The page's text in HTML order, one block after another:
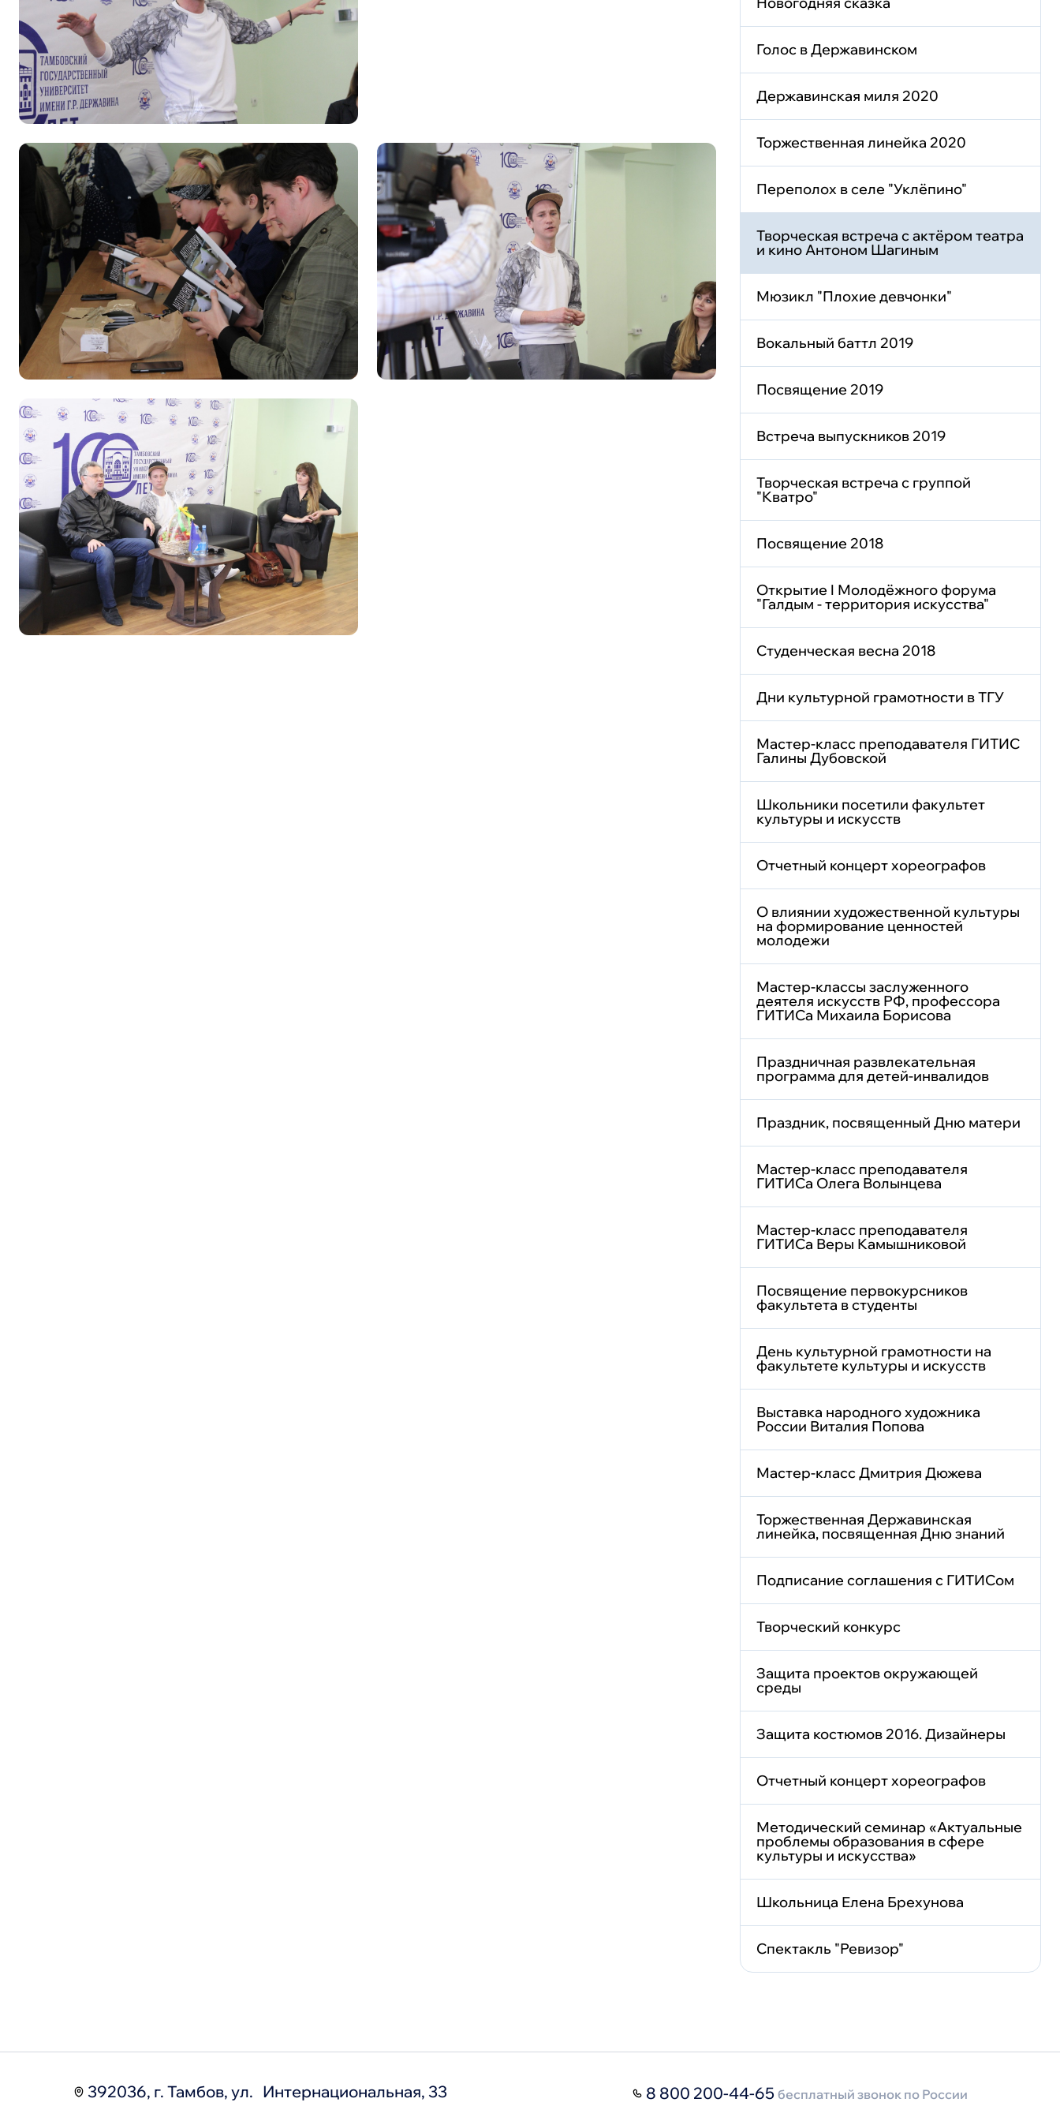
Голос в Державинском
Державинская миля 2020
Торжественная линейка 2020
Переполох в селе "Уклёпино"
Творческая встреча с актёром театра
и кино Антоном Шагиным
Мюзикл "Плохие девчонки"
Вокальный баттл 2019
Посвящение 2019
Встреча выпускников 2019
Творческая встреча с группой
"Кватро"
Посвящение 2018
Открытие I Молодёжного форума
"Галдым - территория искусства"
Студенческая весна 2018
Дни культурной грамотности в ТГУ
Мастер-класс преподавателя ГИТИС
Галины Дубовской
Школьники посетили факультет
культуры и искусств
Отчетный концерт хореографов
О влиянии художественной культуры
на формирование ценностей
молодежи
Мастер-классы заслуженного
деятеля искусств РФ, профессора
ГИТИСа Михаила Борисова
Праздничная развлекательная
программа для детей-инвалидов
Праздник, посвященный Дню матери
Мастер-класс преподавателя
ГИТИСа Олега Волынцева
Мастер-класс преподавателя
ГИТИСа Веры Камышниковой
Посвящение первокурсников
факультета в студенты
День культурной грамотности на
факультете культуры и искусств
Выставка народного художника
России Виталия Попова
Мастер-класс Дмитрия Дюжева
Торжественная Державинская
линейка, посвященная Дню знаний
Подписание соглашения с ГИТИСом
Творческий конкурс
Защита проектов окружающей
среды
Защита костюмов 2016. Дизайнеры
Отчетный концерт хореографов
Методический семинар «Актуальные
проблемы образования в сфере
культуры и искусства»
Школьница Елена Брехунова
Спектакль "Ревизор"
392036, г. Тамбов, ул. Интернациональная, 33 8 800 200-44-65бесплатный звонок по России